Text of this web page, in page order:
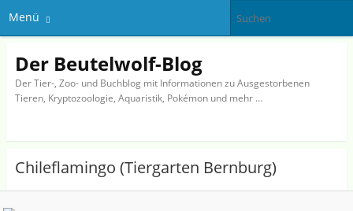
Menü
Der Beutelwolf-Blog
Der Tier-, Zoo- und Buchblog mit Informationen zu Ausgestorbenen
Tieren, Kryptozoologie, Aquaristik, Pokémon und mehr …
Chileflamingo (Tiergarten Bernburg)